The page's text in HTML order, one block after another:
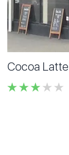
Cocoa Latte